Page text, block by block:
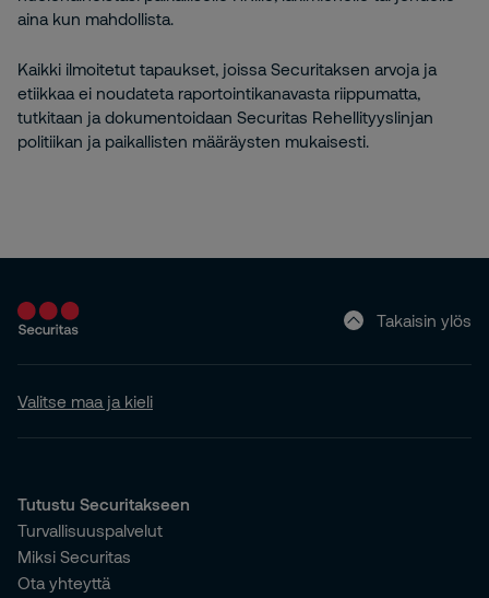
aina kun mahdollista.
Kaikki ilmoitetut tapaukset, joissa Securitaksen arvoja ja
etiikkaa ei noudateta raportointikanavasta riippumatta,
tutkitaan ja dokumentoidaan Securitas Rehellityyslinjan
politiikan ja paikallisten määräysten mukaisesti.
Takaisin ylös
Valitse maa ja kieli
Tutustu Securitakseen
Turvallisuuspalvelut
Miksi Securitas
Ota yhteyttä